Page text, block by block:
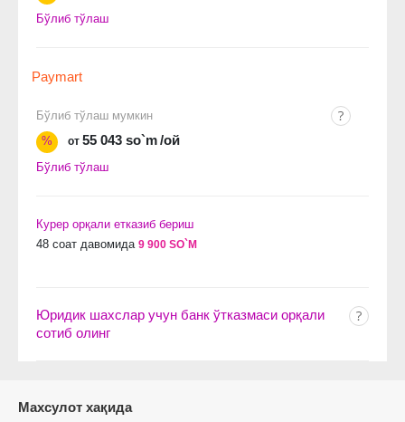
Бўлиб тўлаш
Paymart
Бўлиб тўлаш мумкин
%
от 55 043 so`m/ой
Бўлиб тўлаш
Курер орқали етказиб бериш
48 соат давомида 9 900 SO`M
Юридик шахслар учун банк ўтказмаси орқали
сотиб олинг
Махсулот хақида